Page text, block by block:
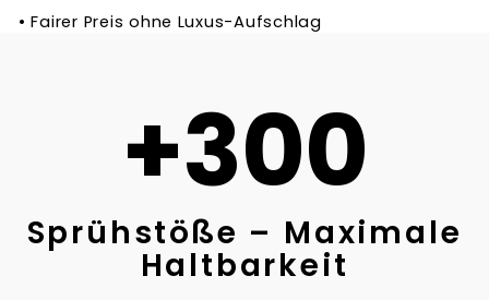
• Fairer Preis ohne Luxus-Aufschlag
+300
Sprühstöße – Maximale
Haltbarkeit